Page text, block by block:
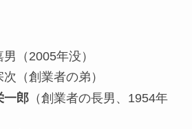
（2005年没）
（創業者の弟）
一郎 （創業者の長男、1954年